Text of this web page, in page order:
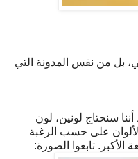
بل من نفس المدونة التي
سنحتاج لونين، لون
على حسب الرغبة
الأكبر. تابعوا الصورة: